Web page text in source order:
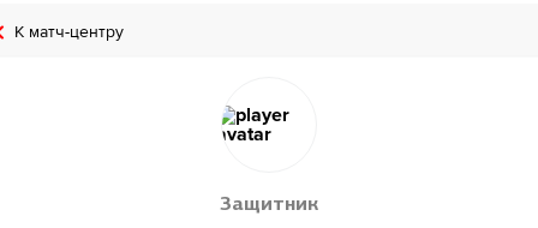
К матч-центру
Защитник